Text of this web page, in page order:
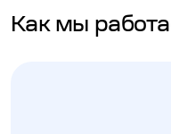
Как мы